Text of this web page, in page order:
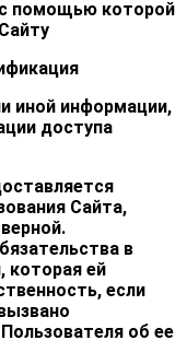
с помощью которой
иной информации,
доступа
Сайта,
в
которая ей
если
об ее